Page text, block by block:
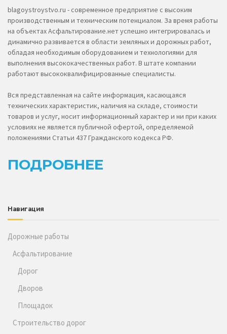
blagoystroystvo.ru - современное предприятие с высоким
производственным и техническим потенциалом. За время работы
на объектах Асфальтирование.нет успешно интегрировалась и
динамично развивается в области земляных и дорожных работ,
обладая необходимым оборудованием и технологиями для
выполнения высококачественных работ. В штате компании
работают высококвалифицированные специалисты.
Вся представленная на сайте информация, касающаяся
технических характеристик, наличия на складе, стоимости
товаров и услуг, носит информационный характер и ни при каких
условиях не является публичной офертой, определяемой
положениями Статьи 437 Гражданского кодекса РФ.
ПОДРОБНЕЕ
Навигация
Дорожные работы
Асфальтирование
Дорог
Дворов
Площадок
Строительство дорог